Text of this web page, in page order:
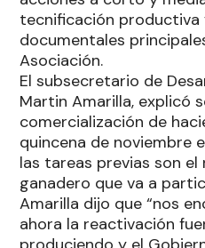
tecnificación productiva
documentales
Asociación.
El subsecretario de
Martin Amarilla, explicó
comercialización de
quincena de noviembre
las tareas previas son
ganadero que va a
Amarilla dijo que “nos
ahora la reactivación